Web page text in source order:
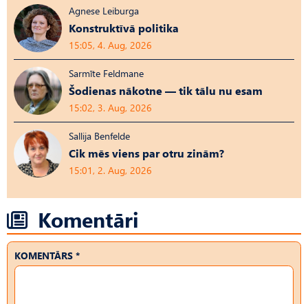
Agnese Leiburga
Konstruktīvā politika
15:05, 4. Aug, 2026
Sarmīte Feldmane
Šodienas nākotne — tik tālu nu esam
15:02, 3. Aug, 2026
Sallija Benfelde
Cik mēs viens par otru zinām?
15:01, 2. Aug, 2026
Komentāri
KOMENTĀRS *